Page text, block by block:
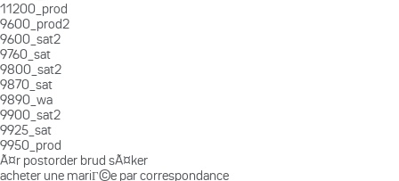
11200_prod
9600_prod2
9600_sat2
9760_sat
9800_sat2
9870_sat
9890_wa
9900_sat2
9925_sat
9950_prod
Ã¤r postorder brud sÃ¤ker
acheter une mariГ©e par correspondance